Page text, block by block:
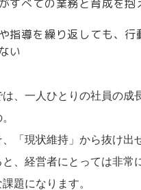
すべての業務と育成を抱
指導を繰り返しても、行
い
は、一人ひとりの社員の成
「現状維持」から抜け出
、経営者にとっては非常
題になります。